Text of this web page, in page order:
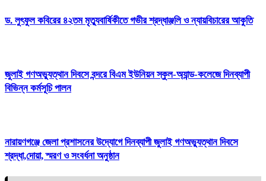
ড. লুৎফুল কবিরের ৪২তম মৃত্যুবার্ষিকীতে গভীর শ্রদ্ধাঞ্জলি ও ন্যায়বিচারের আকুতি
জুলাই গণঅভ্যুত্থান দিবসে বন্দরে বিএম ইউনিয়ন স্কুল-অ্যান্ড-কলেজে দিনব্যাপী
বিভিন্ন কর্মসূচি পালন
নারায়ণগঞ্জে জেলা প্রশাসনের উদ্যোগে দিনব্যাপী জুলাই গণঅভ্যুত্থান দিবসে
শ্রদ্ধা,দোয়া, স্মরণ ও সংবর্ধনা অনুষ্ঠান